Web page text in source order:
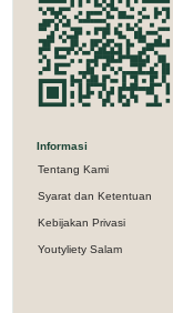
Informasi
Tentang Kami
Syarat dan Ketentuan
Kebijakan Privasi
Youtyliety Salam